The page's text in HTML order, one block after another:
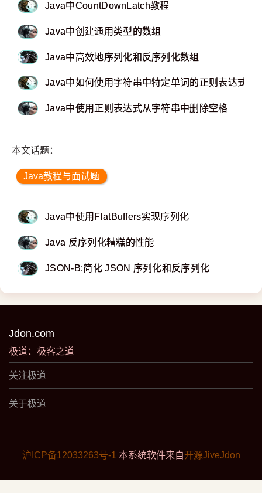
Java中CountDownLatch教程
Java中创建通用类型的数组
Java中高效地序列化和反序列化数组
Java中如何使用字符串中特定单词的正则表达式查
Java中使用正则表达式从字符串中删除空格
本文话题：
Java教程与面试题
Java中使用FlatBuffers实现序列化
Java 反序列化糟糕的性能
JSON-B:简化 JSON 序列化和反序列化
Jdon.com
极道：极客之道
关注极道
关于极道
沪ICP备12033263号-1 本系统软件来自开源JiveJdon